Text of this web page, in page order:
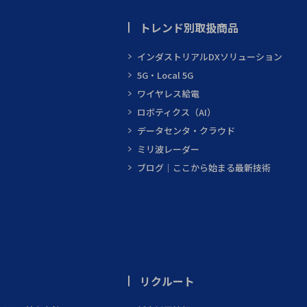
トレンド別取扱商品
インダストリアルDXソリューション
5G・Local 5G
ワイヤレス給電
ロボティクス（AI）
データセンタ・クラウド
ミリ波レーダー
ブログ｜ここから始まる最新技術
リクルート